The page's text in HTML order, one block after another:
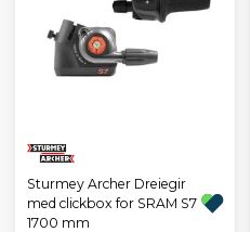
Sturmey Archer Dreiegir
med clickbox for SRAM S7
1700 mm